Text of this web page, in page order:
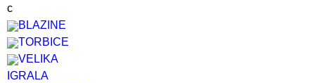
c
BLAZINE
TORBICE
VELIKA
IGRALA